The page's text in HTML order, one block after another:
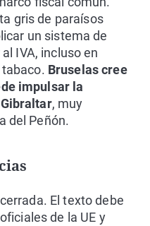
gris de paraísos
un sistema de
IVA, incluso en
Bruselas cree
impulsar la
, muy
del Peñón.
El texto debe
de la UE y